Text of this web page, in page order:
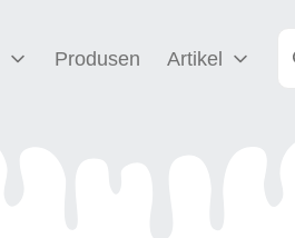
Produsen Artikel